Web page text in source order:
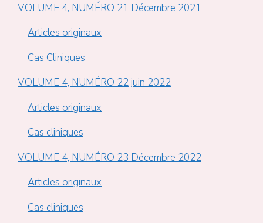
VOLUME 4, NUMÉRO 21 Décembre 2021
Articles originaux
Cas Cliniques
VOLUME 4, NUMÉRO 22 juin 2022
Articles originaux
Cas cliniques
VOLUME 4, NUMÉRO 23 Décembre 2022
Articles originaux
Cas cliniques